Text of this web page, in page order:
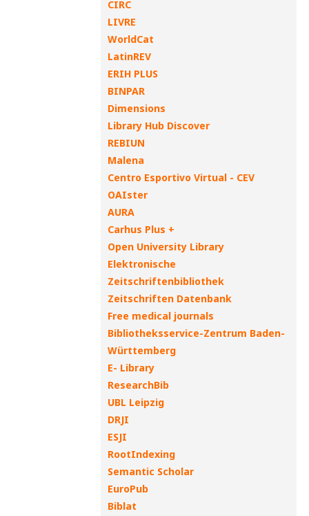
CIRC
LIVRE
WorldCat
LatinREV
ERIH PLUS
BINPAR
Dimensions
Library Hub Discover
REBIUN
Malena
Centro Esportivo Virtual - CEV
OAIster
AURA
Carhus Plus +
Open University Library
Elektronische
Zeitschriftenbibliothek
Zeitschriften Datenbank
Free medical journals
Bibliotheksservice-Zentrum Baden-
Württemberg
E- Library
ResearchBib
UBL Leipzig
DRJI
ESJI
RootIndexing
Semantic Scholar
EuroPub
Biblat